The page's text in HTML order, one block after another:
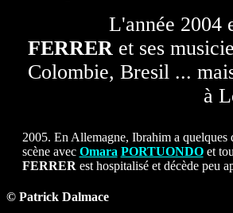
L'année 2004
FERRERet ses
Colombie, Bresil ...
à
2005. En Allemagne, Ibrahim a quelques
scène avec Omara PORTUONDOet
FERRER est hospitalisé et décède peu
© Patrick Dalmace